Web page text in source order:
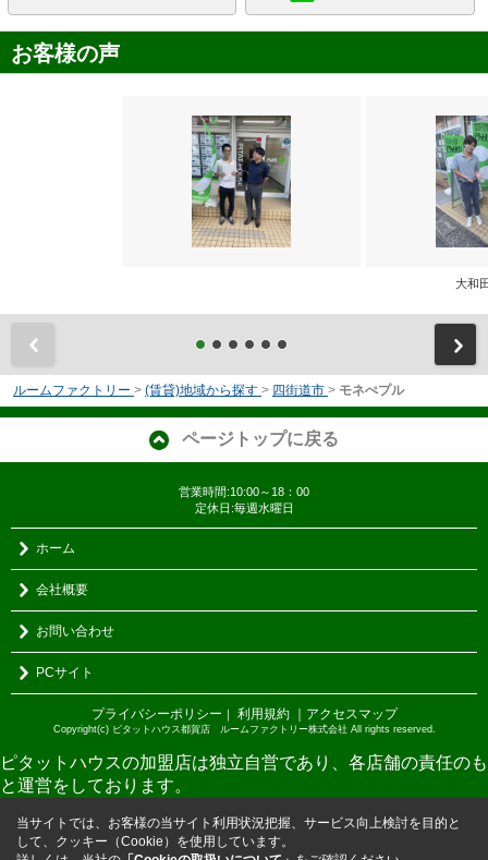
お客様の声
大和
ルームファクトリー > (賃貸)地域から探す > 四街道市 > モネぺプル
ページトップに戻る
営業時間:10:00～18：00
定休日:毎週水曜日
ホーム
会社概要
お問い合わせ
PCサイト
プライバシーポリシー 利用規約 ｜アクセスマップ
Copyright(c) ピタットハウス都賀店 ルームファクトリー株式会社 All rights reserved.
ピタットハウスの加盟店は独立自営であり、各店舗の責任のも
と運営をしております。
当サイトでは、お客様の当サイト利用状況把握、サービス向上検討を目的と
して、クッキー（Cookie）を使用しています。